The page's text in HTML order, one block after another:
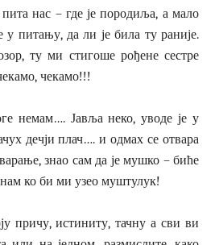
пита нас – где је породиља, а мало
у питању, да ли је била ту раније.
ту ми стигоше рођене сестре
чекамо!!!
немам…. Јавља неко, уводе је у
дечји плач…. и одмах се отвара
знао сам да је мушко – биће
ко би ми узео муштулук!
причу, истиниту, тачну а сви ви